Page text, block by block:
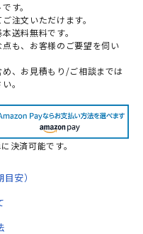
す。
注文いただけます。
送料無料です。
も、お客様のご要望を伺い
、お見積もり/ご相談までは
。
決済可能です。
安）